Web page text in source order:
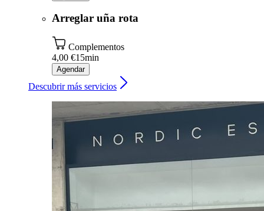
Arreglar uña rota
Complementos
4,00 €15min
Agendar
Descubrir más servicios